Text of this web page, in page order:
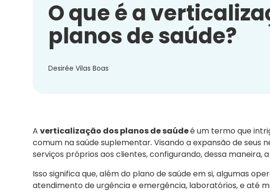
O que é a
planos de saúde?
Desirée Vilas Boas
Averticalização dos planos de saúdeé um termo que
comum na saúde suplementar. Visando a expansão de seus
serviços próprios aos clientes, configurando, dessa maneira,
Isso significa que, além do plano de saúde em si, algumas
atendimento de urgência e emergência, laboratórios, e até